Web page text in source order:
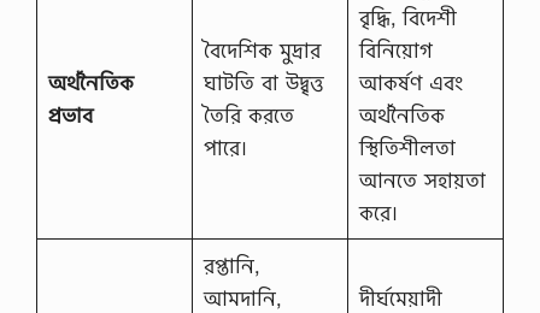
অর্থনৈতিক
প্রভাব
বৈদেশিক মুদ্রার
ঘাটতি বা উদ্বৃত্ত
তৈরি করতে
পারে।
বৃদ্ধি, বিদেশী
বিনিয়োগ
আকর্ষণ এবং
অর্থনৈতিক
স্থিতিশীলতা
আনতে সহায়তা
করে।
রপ্তানি,
আমদানি,
দীর্ঘমেয়াদী